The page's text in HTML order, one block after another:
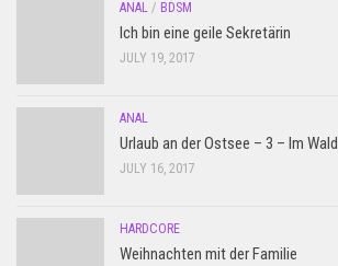
ANAL / BDSM
Ich bin eine geile Sekretärin
JULY 19, 2017
ANAL
Urlaub an der Ostsee – 3 – Im Wald
JULY 16, 2017
HARDCORE
Weihnachten mit der Familie